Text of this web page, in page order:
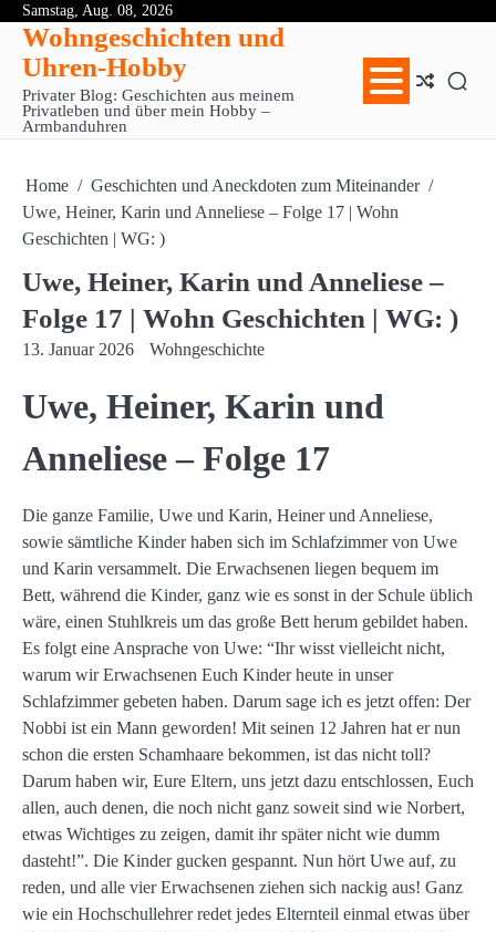
Skip
content
Samstag, Aug. 08, 2026
Wohngeschichten und
Uhren-Hobby
Privater Blog: Geschichten aus meinem
Privatleben und über mein Hobby –
Armbanduhren
Home
Geschichten und Aneckdoten zum Miteinander
Uwe, Heiner, Karin und Anneliese – Folge 17 | Wohn
Geschichten | WG: )
Uwe, Heiner, Karin und Anneliese –
Folge 17 | Wohn Geschichten | WG: )
13. Januar 2026 Wohngeschichte
Uwe, Heiner, Karin und
Anneliese – Folge 17
Die ganze Familie, Uwe und Karin, Heiner und Anneliese,
sowie sämtliche Kinder haben sich im Schlafzimmer von Uwe
und Karin versammelt. Die Erwachsenen liegen bequem im
Bett, während die Kinder, ganz wie es sonst in der Schule üblich
wäre, einen Stuhlkreis um das große Bett herum gebildet haben.
Es folgt eine Ansprache von Uwe: “Ihr wisst vielleicht nicht,
warum wir Erwachsenen Euch Kinder heute in unser
Schlafzimmer gebeten haben. Darum sage ich es jetzt offen: Der
Nobbi ist ein Mann geworden! Mit seinen 12 Jahren hat er nun
schon die ersten Schamhaare bekommen, ist das nicht toll?
Darum haben wir, Eure Eltern, uns jetzt dazu entschlossen, Euch
allen, auch denen, die noch nicht ganz soweit sind wie Norbert,
etwas Wichtiges zu zeigen, damit ihr später nicht wie dumm
dasteht!”. Die Kinder gucken gespannt. Nun hört Uwe auf, zu
reden, und alle vier Erwachsenen ziehen sich nackig aus! Ganz
wie ein Hochschullehrer redet jedes Elternteil einmal etwas über